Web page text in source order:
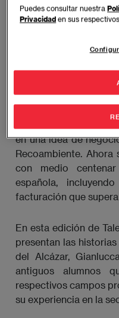
gracias a su
con una facturación
donde cuenta cómo
Otra de las mujeres
en una idea de
Recoambiente.
con medio
española,
facturación que supera
En esta edición de
presentan las
del Alcázar,
antiguos alumnos
respectivos campos
su experiencia en la
Puedes consultar nuestra
Privacidad en sus